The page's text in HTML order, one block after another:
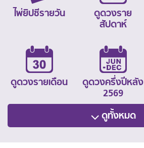
ไพ่ยิปซีรายวัน
ดูดวงราย
สัปดาห์
ดูดวงรายเดือน
ดูดวงครึ่งปีหลัง
2569
ดูทั้งหมด